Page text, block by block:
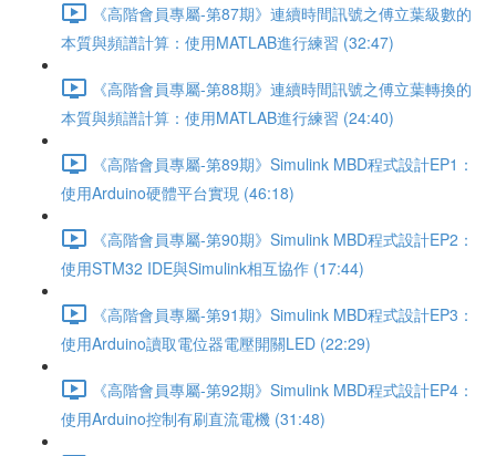
《高階會員專屬-第87期》連續時間訊號之傅立葉級數的
本質與頻譜計算：使用MATLAB進行練習 (32:47)
《高階會員專屬-第88期》連續時間訊號之傅立葉轉換的
本質與頻譜計算：使用MATLAB進行練習 (24:40)
《高階會員專屬-第89期》Simulink MBD程式設計EP1：
使用Arduino硬體平台實現 (46:18)
《高階會員專屬-第90期》Simulink MBD程式設計EP2：
使用STM32 IDE與Simulink相互協作 (17:44)
《高階會員專屬-第91期》Simulink MBD程式設計EP3：
使用Arduino讀取電位器電壓開關LED (22:29)
《高階會員專屬-第92期》Simulink MBD程式設計EP4：
使用Arduino控制有刷直流電機 (31:48)